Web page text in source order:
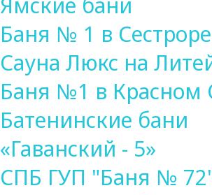
Баня № 1 в
Сауна Люкс на
Баня №1 в Красном
Батенинские бани
«Гаванский - 5»
СПБ ГУП "Баня №